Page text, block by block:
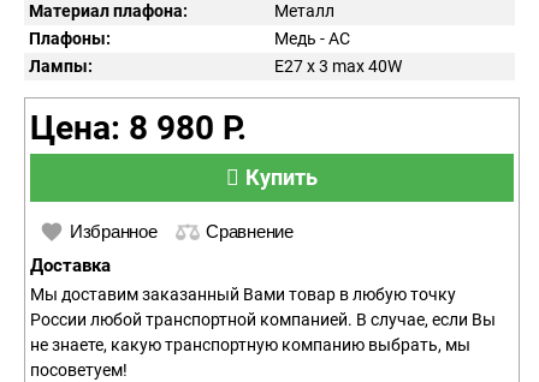
Материал плафона:
Металл
Плафоны:
Медь - AC
Лампы:
E27 x 3 max 40W
Цена: 8 980 Р.
Купить
Избранное Сравнение
Доставка
Мы доставим заказанный Вами товар в любую точку
России любой транспортной компанией. В случае, если Вы
не знаете, какую транспортную компанию выбрать, мы
посоветуем!